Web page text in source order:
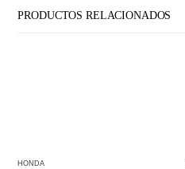
PRODUCTOS RELACIONADOS
HONDA